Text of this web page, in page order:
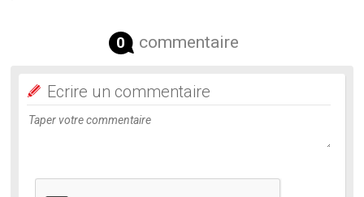
0 commentaire
Ecrire un commentaire